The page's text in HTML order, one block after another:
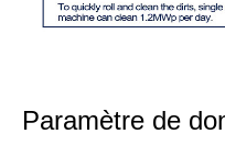
Paramètre de